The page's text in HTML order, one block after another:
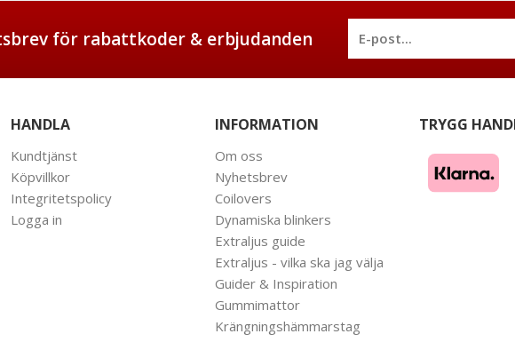
för rabattkoder & erbjudanden
HANDLA
Kundtjänst
Köpvillkor
Integritetspolicy
Logga in
INFORMATION
Om oss
Nyhetsbrev
Coilovers
Dynamiska blinkers
Extraljus guide
Extraljus - vilka ska jag välja
Guider & Inspiration
Gummimattor
Krängningshämmarstag
TRYGG